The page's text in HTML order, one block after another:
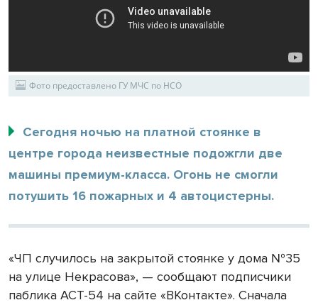
Фото предоставлено ГУ МЧС по НСО
Сегодня ночью на платной стоянке в
центре города неизвестные подожгли две
машины премиум-класса. Огонь не смогли
потушить 16 пожарных и 4 автоцистерны.
«ЧП случилось на закрытой стоянке у дома №35
на улице Некрасова», — сообщают подписчики
паблика АСТ-54 на сайте «ВКонтакте». Сначала